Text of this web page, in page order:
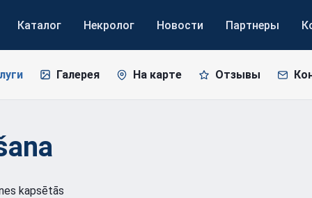
Каталог Некролог Новости Партнеры
Галерея На карте Отзывы
kapsētās